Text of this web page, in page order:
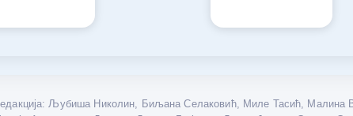
Љубиша Николин, Биљана Селаковић, Миле Тасић, Малина